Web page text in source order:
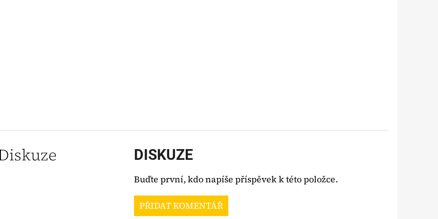
DISKUZE
Buďte první, kdo napíše příspěvek k této položce.
PŘIDAT KOMENTÁŘ